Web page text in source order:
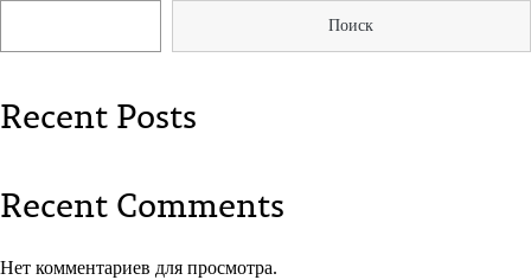
записям
Поиск
Recent Posts
Recent Comments
Нет комментариев для просмотра.